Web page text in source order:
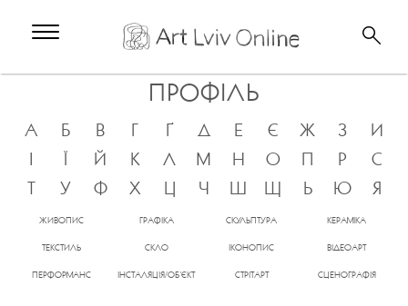
ПРОФІЛЬ
А Б В Г Ґ Д Е Є Ж З
И
І
Ї Й К Л М Н О П Р
С
Т
У Ф Х Ц Ч Ш Щ Ь Ю Я
ЖИВОПИС ГРАФІКА СКУЛЬПТУРА КЕРАМІКА
ТЕКСТИЛЬ СКЛО ІКОНОПИС ВІДЕОАРТ
ПЕРФОРМАНС ІНСТАЛЯЦІЯ/ОБ’ЄКТ СТРІТАРТ СЦЕНОГРАФІЯ